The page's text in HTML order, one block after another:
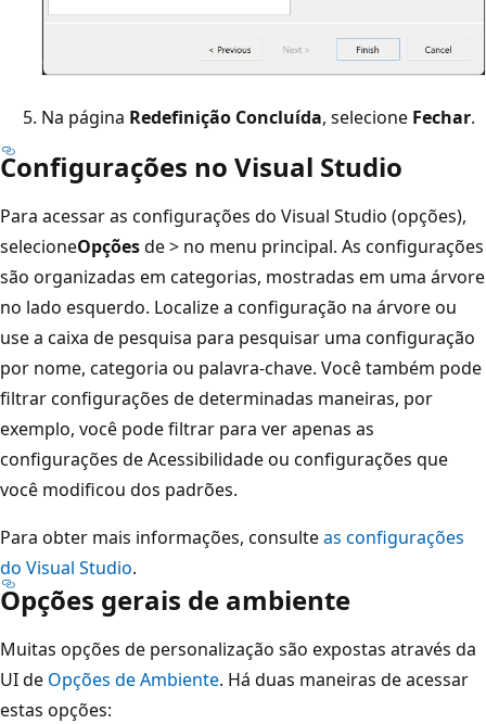
Na página Redefinição Concluída, selecione Fechar.
Configurações no Visual Studio
Para acessar as configurações do Visual Studio (opções),
selecioneOpçõesde > no menu principal. As configurações
são organizadas em categorias, mostradas em uma árvore
no lado esquerdo. Localize a configuração na árvore ou
use a caixa de pesquisa para pesquisar uma configuração
por nome, categoria ou palavra-chave. Você também pode
filtrar configurações de determinadas maneiras, por
exemplo, você pode filtrar para ver apenas as
configurações de Acessibilidade ou configurações que
você modificou dos padrões.
Para obter mais informações, consulteas configurações
do Visual Studio.
Opções gerais de ambiente
Muitas opções de personalização são expostas através da
UI de Opções de Ambiente. Há duas maneiras de acessar
estas opções: